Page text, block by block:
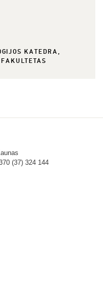
KATEDRA,
(37) 324 144